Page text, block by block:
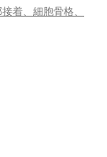
着、細胞骨格、